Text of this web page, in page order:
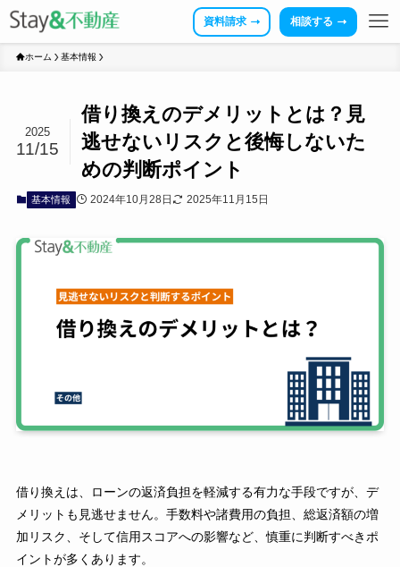
資料請求 相談する
ホーム 基本情報
借り換えのデメリットとは？見
逃せないリスクと後悔しないた
めの判断ポイント
2025
11/15
基本情報 2024年10月28日 2025年11月15日
借り換えは、ローンの返済負担を軽減する有力な手段ですが、デ
メリットも見逃せません。手数料や諸費用の負担、総返済額の増
加リスク、そして信用スコアへの影響など、慎重に判断すべきポ
イントが多くあります。